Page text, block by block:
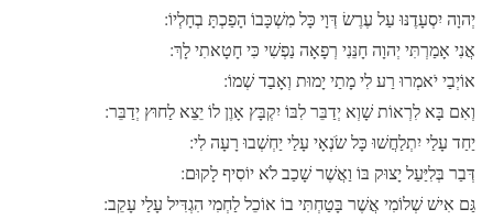
יְהוָה יִסְעָדֶנּוּ עַל עֶרֶשׂ דְּוָי כָּל מִשְׁכָּבוֹ הָפַכְתָּ בְחָלְיוֹ:
אֲנִי אָמַרְתִּי יְהוָה חָנֵּנִי רְפָאָה נַפְשִׁי כִּי חָטָאתִי לָךְ:
אוֹיְבַי יֹאמְרוּ רַע לִי מָתַי יָמוּת וְאָבַד שְׁמוֹ:
וְאִם בָּא לִרְאוֹת שָׁוְא יְדַבֵּר לִבּוֹ יִקְבָּץ אָוֶן לוֹ יֵצֵא לַחוּץ יְדַבֵּר:
יַחַד עָלַי יִתְלַחֲשׁוּ כָּל שֹׂנְאָי עָלַי יַחְשְׁבוּ רָעָה לִי:
דְּבַר בְּלִיַּעַל יָצוּק בּוֹ וַאֲשֶׁר שָׁכַב לֹא יוֹסִיף לָקוּם:
גַּם אִישׁ שְׁלוֹמִי אֲשֶׁר בָּטַחְתִּי בוֹ אוֹכֵל לַחְמִי הִגְדִּיל עָלַי עָקֵב: